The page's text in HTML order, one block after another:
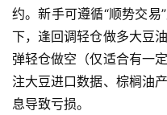
期
货
行
情
约。新手可遵循“顺势交
下，逢回调轻仓做多大豆
弹轻仓做空（仅适合有一
注大豆进口数据、棕榈油
息导致亏损。